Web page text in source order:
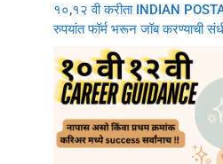
१०,१२ वी करीता INDIAN
रुपयांत फॉर्म भरून जॉब करण्याची